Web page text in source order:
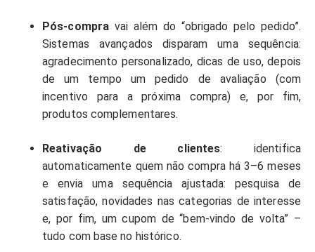
Pós-compra vai além do “obrigado pelo pedido”.
Sistemas avançados disparam uma sequência:
agradecimento personalizado, dicas de uso, depois
de um tempo um pedido de avaliação (com
incentivo para a próxima compra) e, por fim,
produtos complementares.
Reativação de clientes: identifica
automaticamente quem não compra há 3–6 meses
e envia uma sequência ajustada: pesquisa de
satisfação, novidades nas categorias de interesse
e, por fim, um cupom de “bem-vindo de volta” –
tudo com base no histórico.